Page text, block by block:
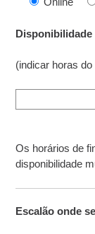
Disponibilidade
(indicar horas
Os horários de
disponibilidade
Escalão onde